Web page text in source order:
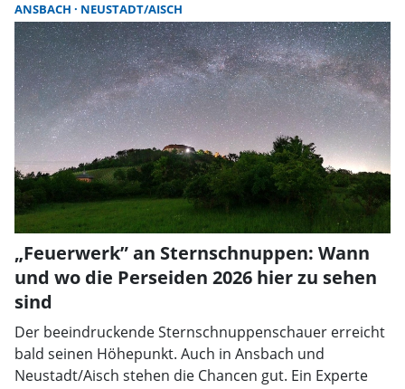
ANSBACH NEUSTADT/AISCH
„Feuerwerk” an Sternschnuppen: Wann
und wo die Perseiden 2026 hier zu sehen
sind
Der beeindruckende Sternschnuppenschauer erreicht
bald seinen Höhepunkt. Auch in Ansbach und
Neustadt/Aisch stehen die Chancen gut. Ein Experte